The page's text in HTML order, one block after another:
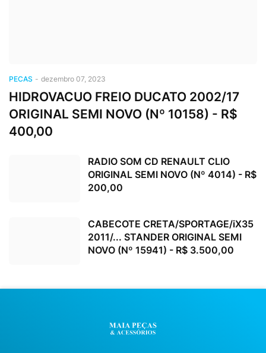
PECAS - dezembro 07, 2023
HIDROVACUO FREIO DUCATO 2002/17
ORIGINAL SEMI NOVO (Nº 10158) - R$
400,00
RADIO SOM CD RENAULT CLIO
ORIGINAL SEMI NOVO (Nº 4014) - R$
200,00
CABECOTE CRETA/SPORTAGE/iX35
2011/... STANDER ORIGINAL SEMI
NOVO (Nº 15941) - R$ 3.500,00